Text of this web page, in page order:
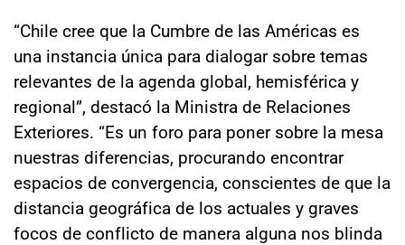
“Chile cree que la Cumbre de las Américas es
una instancia única para dialogar sobre temas
relevantes de la agenda global, hemisférica y
regional”, destacó la Ministra de Relaciones
Exteriores. “Es un foro para poner sobre la mesa
nuestras diferencias, procurando encontrar
espacios de convergencia, conscientes de que la
distancia geográfica de los actuales y graves
focos de conflicto de manera alguna nos blinda